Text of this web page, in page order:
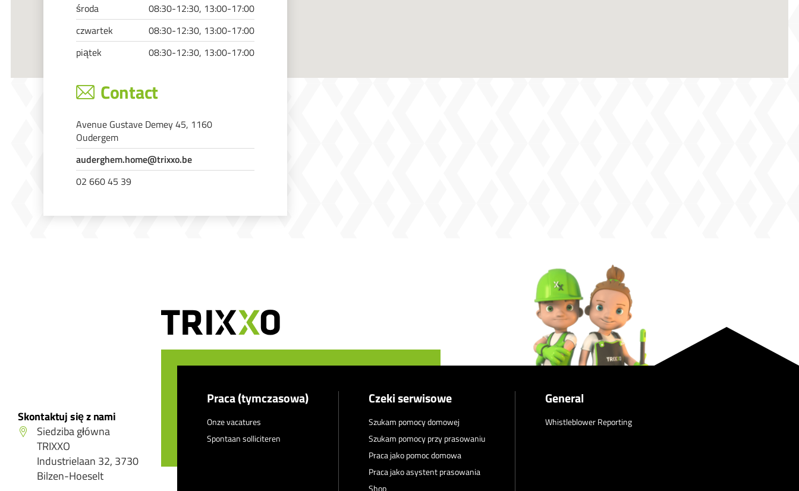
środa
08:30-12:30, 13:00-17:00
czwartek
08:30-12:30, 13:00-17:00
piątek
08:30-12:30, 13:00-17:00
Contact
Avenue Gustave Demey 45, 1160
Oudergem
auderghem.home@trixxo.be
02 660 45 39
Skontaktuj się z nami
Siedziba główna
TRIXXO
Industrielaan 32, 3730
Bilzen-Hoeselt
Praca (tymczasowa)
Onze vacatures
Spontaan solliciteren
Czeki serwisowe
Szukam pomocy domowej
Szukam pomocy przy prasowaniu
Praca jako pomoc domowa
Praca jako asystent prasowania
Shop
General
Whistleblower Reporting